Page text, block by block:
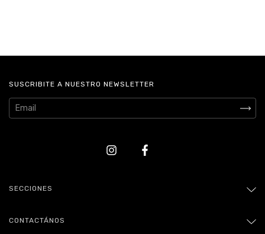
SUSCRIBITE A NUESTRO NEWSLETTER
SECCIONES
CONTACTÁNOS